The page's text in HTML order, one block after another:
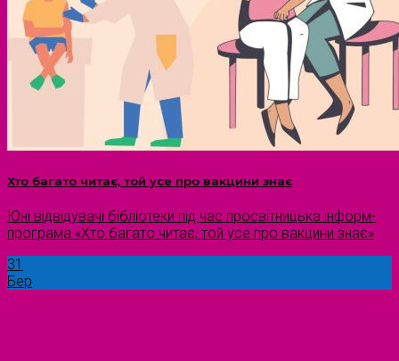
Хто багато читає, той усе про вакцини знає
Юні відвідувачі бібліотеки під час просвітницька інформ-
програма «Хто багато читає, той усе про вакцини знає»
31
Бер